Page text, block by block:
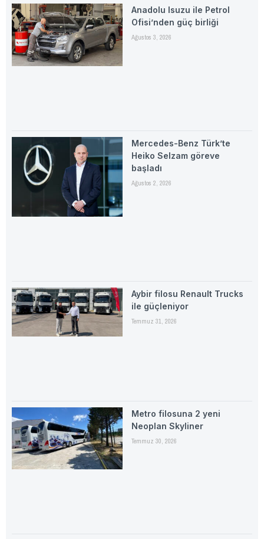
Anadolu Isuzu ile Petrol
Ofisi’nden güç birliği
Ağustos 3, 2026
Mercedes-Benz Türk’te
Heiko Selzam göreve
başladı
Ağustos 2, 2026
Aybir filosu Renault Trucks
ile güçleniyor
Temmuz 31, 2026
Metro filosuna 2 yeni
Neoplan Skyliner
Temmuz 30, 2026